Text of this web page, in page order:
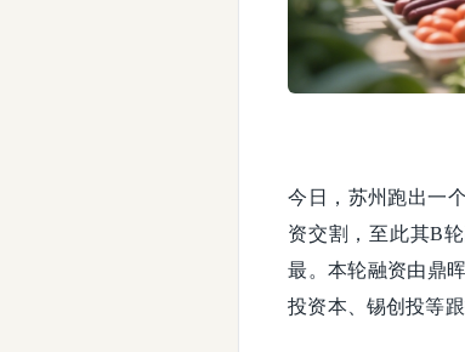
今日，苏州跑出一
资交割，至此其B
最。本轮融资由鼎
投资本、锡创投等